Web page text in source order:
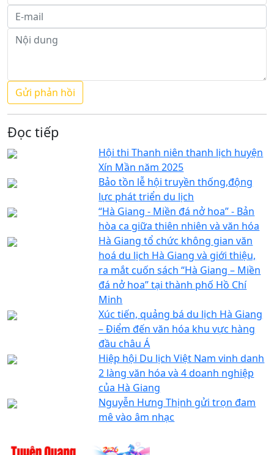
Đọc tiếp
Hội thi Thanh niên thanh lịch huyện
Xín Mần năm 2025
Bảo tồn lễ hội truyền thống,động
lực phát triển du lịch
“Hà Giang - Miền đá nở hoa” - Bản
hòa ca giữa thiên nhiên và văn hóa
Hà Giang tổ chức không gian văn
hoá du lịch Hà Giang và giới thiệu,
ra mắt cuốn sách “Hà Giang – Miền
đá nở hoa” tại thành phố Hồ Chí
Minh
Xúc tiến, quảng bá du lịch Hà Giang
– Điểm đến văn hóa khu vực hàng
đầu châu Á
Hiệp hội Du lịch Việt Nam vinh danh
2 làng văn hóa và 4 doanh nghiệp
của Hà Giang
Nguyễn Hưng Thịnh gửi trọn đam
mê vào âm nhạc